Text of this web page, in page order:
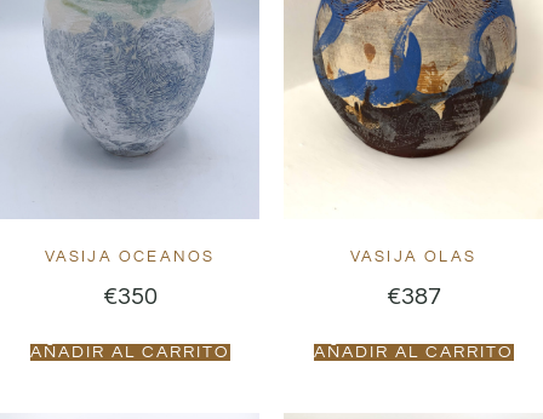
VASIJA OCEANOS
€350
AÑADIR AL CARRITO
VASIJA OLAS
€387
AÑADIR AL CARRITO